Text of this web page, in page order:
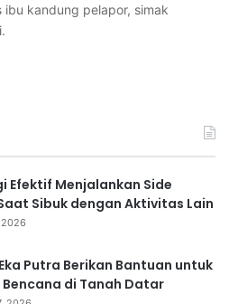
kandung pelapor, simak
Efektif Menjalankan Side
Sibuk dengan Aktivitas Lain
2026
Putra Berikan Bantuan untuk
di Tanah Datar